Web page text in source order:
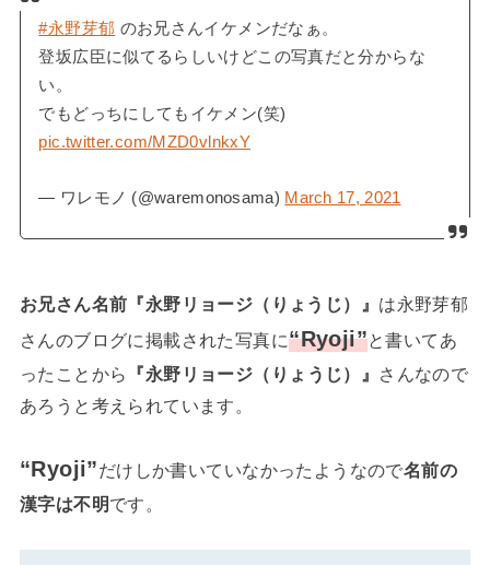
#永野芽郁 のお兄さんイケメンだなぁ。
登坂広臣に似てるらしいけどこの写真だと分からな
い。
でもどっちにしてもイケメン(笑)
pic.twitter.com/MZD0vlnkxY
— ワレモノ (@waremonosama) March 17, 2021
お兄さん名前『永野リョージ（りょうじ）』 は永野芽郁
さんのブログに掲載された写真に“Ryoji”と書いてあ
ったことから
『永野リョージ（りょうじ）』
さんなので
あろうと考えられています。
“Ryoji”だけしか書いていなかったようなので名前の
漢字は不明です。